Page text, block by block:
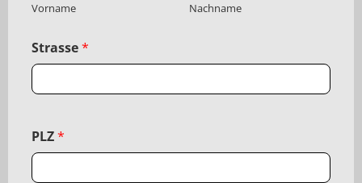
Vorname Nachname
Strasse*
PLZ*